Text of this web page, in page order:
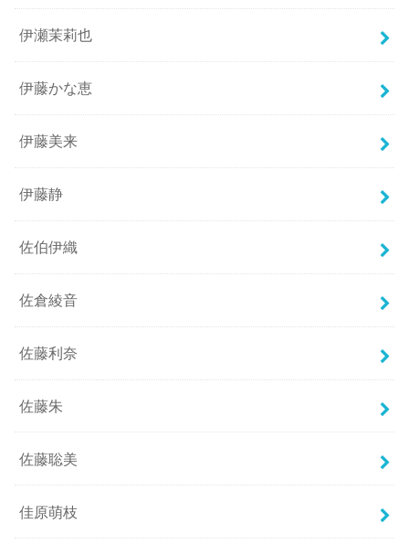
伊瀬茉莉也
伊藤かな恵
伊藤美来
伊藤静
佐伯伊織
佐倉綾音
佐藤利奈
佐藤朱
佐藤聡美
佳原萌枝